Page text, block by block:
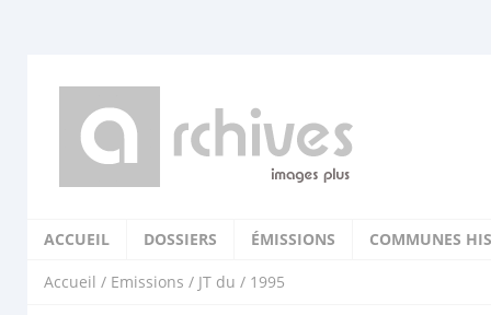
ACCUEIL DOSSIERS ÉMISSIONS COMMUNES
Accueil / Emissions / JT du / 1995